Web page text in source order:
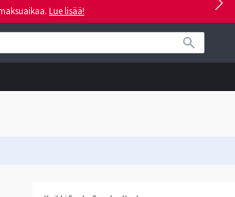
Lue lisää!